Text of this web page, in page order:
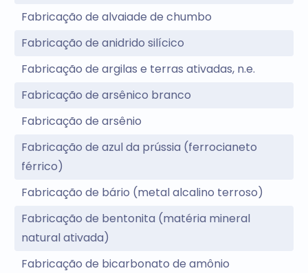
Fabricação de alvaiade de chumbo
Fabricação de anidrido silícico
Fabricação de argilas e terras ativadas, n.e.
Fabricação de arsênico branco
Fabricação de arsênio
Fabricação de azul da prússia (ferrocianeto
férrico)
Fabricação de bário (metal alcalino terroso)
Fabricação de bentonita (matéria mineral
natural ativada)
Fabricação de bicarbonato de amônio